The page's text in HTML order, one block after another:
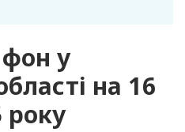
фон у
на 16
року